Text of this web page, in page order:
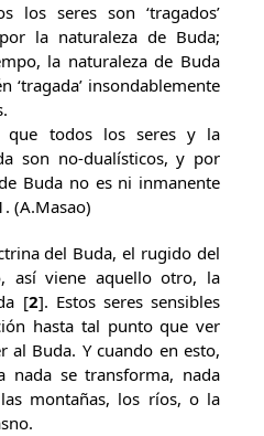
los seres son ‘tragados’
la naturaleza de Buda;
la naturaleza de Buda
‘tragada’ insondablemente
que todos los seres y la
son no-dualísticos, y por
Buda no es ni inmanente
(A.Masao)
del Buda, el rugido del
así viene aquello otro, la
[2]. Estos seres sensibles
hasta tal punto que ver
al Buda. Y cuando en esto,
nada se transforma, nada
montañas, los ríos, o la